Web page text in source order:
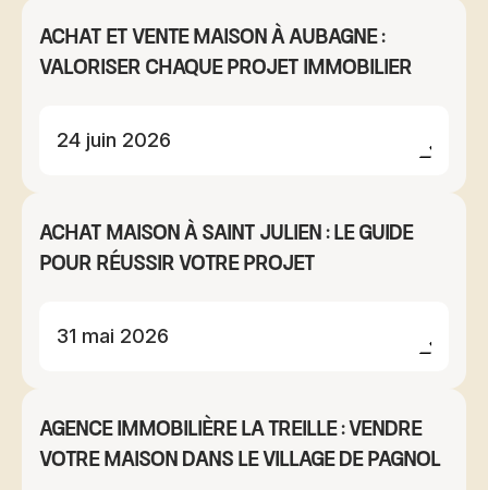
Achat et vente maison à Aubagne :
valoriser chaque projet immobilier
24 juin 2026
Achat maison à Saint Julien : le guide
pour réussir votre projet
31 mai 2026
Agence immobilière La Treille : vendre
votre maison dans le village de Pagnol